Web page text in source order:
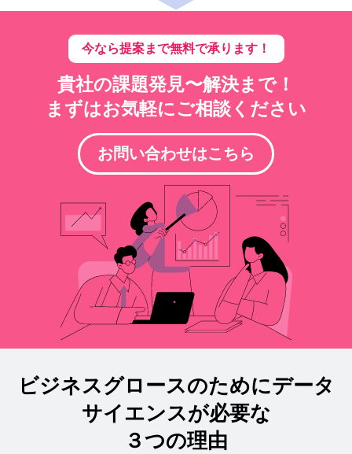
今なら提案まで無料で承ります！
貴社の課題発見〜解決まで！
まずはお気軽にご相談ください
お問い合わせはこちら
ビジネスグロースのためにデータ
サイエンスが必要な
３つの理由